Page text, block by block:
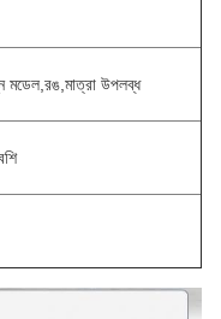
মডেল,রঙ,মাত্রা উপলব্ধ